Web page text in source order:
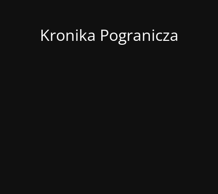
Kronika Pogranicza